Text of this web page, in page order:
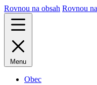
Rovnou na obsah Rovnou
Menu
Obec